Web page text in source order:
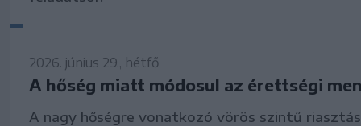
2026. június 29., hétfő
A hőség miatt módosul az érettségi
A nagy hőségre vonatkozó vörös szintű